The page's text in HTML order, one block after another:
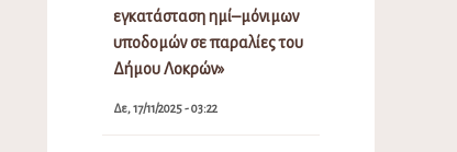
εγκατάσταση ημί–μόνιμων
υποδομών σε παραλίες του
Δήμου Λοκρών»
Δε, 17/11/2025 - 03:22